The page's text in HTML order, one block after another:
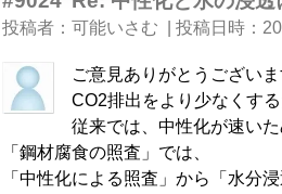
腐
食
検
査
性
と
水
浸
透
投稿者 可能いさむ 投稿日時
匿
名
稿
者
ご意見ありがとうございま
CO2排出をより少なくす
従来では、中性化が速い
「鋼材腐食の照査」では、
「中性化による照査」から「水分